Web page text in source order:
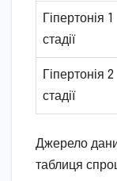
Гіпертонія 1
стадії
Гіпертонія 2
стадії
Джерело
таблиця